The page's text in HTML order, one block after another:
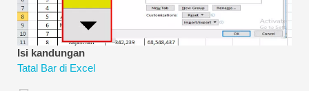
Tutorial Pemodelan Kewangan
Bentuk penuh
Tutorial Pengurusan Risiko
Isi kandungan
Tatal Bar di Excel